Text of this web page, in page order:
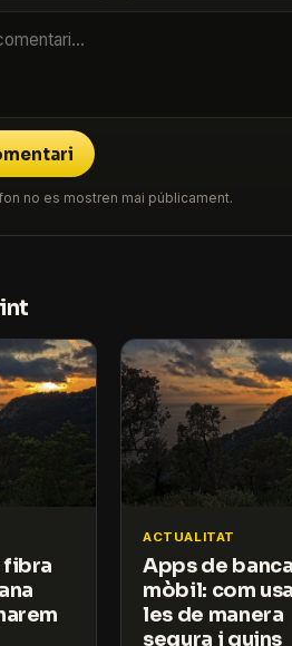
no es mostren mai públicament.
fibra
ACTUALITAT
Apps de banca
mòbil: com
les de manera
segura i quins